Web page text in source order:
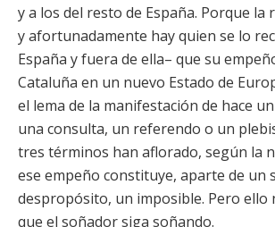
y a los del resto de España. Porque la
y afortunadamente hay quien se lo
España y fuera de ella– que su
Cataluña en un nuevo Estado de
el lema de la manifestación de hace
una consulta, un referendo o un
tres términos han aflorado, según la
ese empeño constituye, aparte de un
despropósito, un imposible. Pero ello
que el soñador siga soñando.